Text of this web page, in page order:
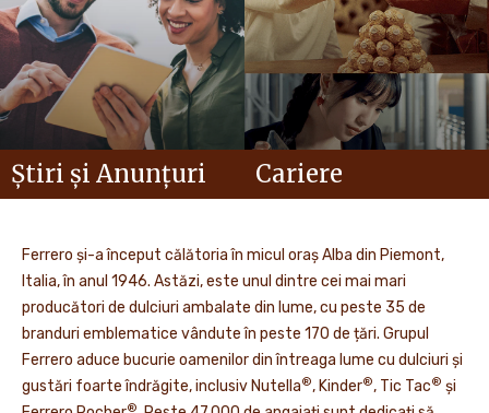
Știri și Anunțuri Cariere
Ferrero și-a început călătoria în micul oraș Alba din Piemont,
Italia, în anul 1946. Astăzi, este unul dintre cei mai mari
producători de dulciuri ambalate din lume, cu peste 35 de
branduri emblematice vândute în peste 170 de țări. Grupul
Ferrero aduce bucurie oamenilor din întreaga lume cu dulciuri și
gustări foarte îndrăgite, inclusiv Nutella®, Kinder®, Tic Tac® și
®